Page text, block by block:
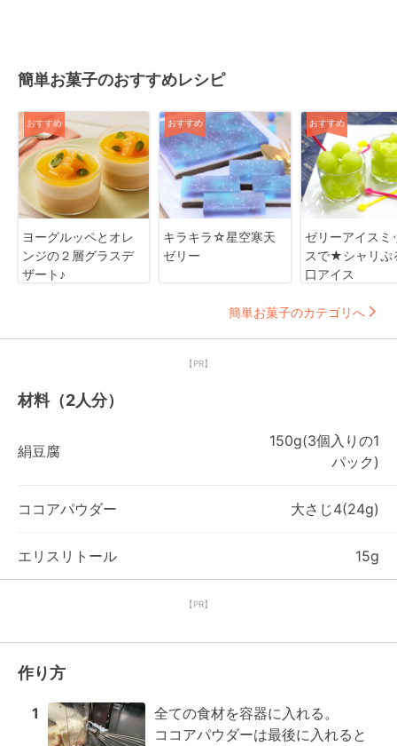
簡単お菓子のおすすめレシピ
おすすめ
ヨーグルッペとオレ
ンジの２層グラスデ
ザート♪
おすすめ
キラキラ☆星空寒天
ゼリー
おすすめ
ゼリーアイスミ
スで★シャリぷ
口アイス
簡単お菓子のカテゴリへ
【PR】
材料（2人分）
絹豆腐
150g(3個入りの1
パック)
ココアパウダー 大さじ4(24g)
エリスリトール 15g
【PR】
作り方
1
全ての食材を容器に入れる。
ココアパウダーは最後に入れると